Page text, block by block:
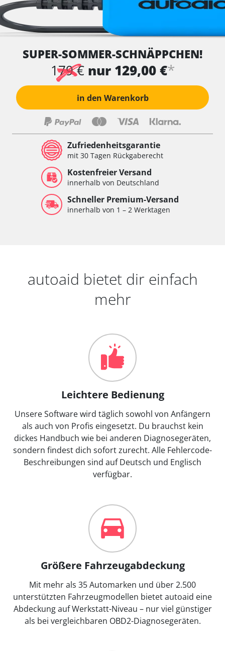
SUPER-SOMMER-SCHNÄPPCHEN!
179 € nur 129,00 €*
in den Warenkorb
Zufriedenheitsgarantie
mit 30 Tagen Rückgaberecht
Kostenfreier Versand
innerhalb von Deutschland
Schneller Premium-Versand
innerhalb von 1 – 2 Werktagen
autoaid bietet dir einfach
mehr
Leichtere Bedienung
Unsere Software wird täglich sowohl von Anfängern
als auch von Profis eingesetzt. Du brauchst kein
dickes Handbuch wie bei anderen Diagnosegeräten,
sondern findest dich sofort zurecht. Alle Fehlercode-
Beschreibungen sind auf Deutsch und Englisch
verfügbar.
Größere Fahrzeugabdeckung
Mit mehr als 35 Automarken und über 2.500
unterstützten Fahrzeugmodellen bietet autoaid eine
Abdeckung auf Werkstatt-Niveau – nur viel günstiger
als bei vergleichbaren OBD2-Diagnosegeräten.